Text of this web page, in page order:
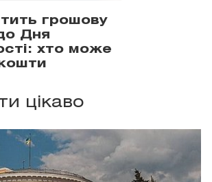
грошову
Дня
хто може
цікаво